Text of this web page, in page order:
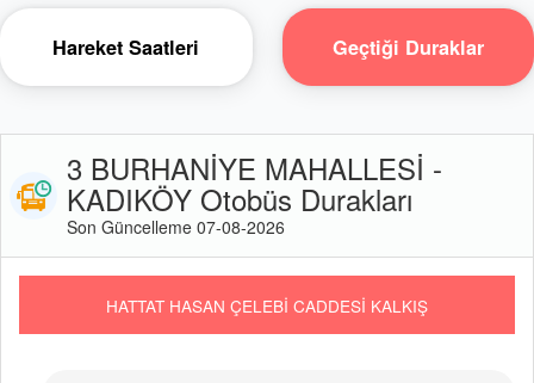
Hareket Saatleri Geçtiği Duraklar
3 BURHANİYE MAHALLESİ -
KADIKÖY Otobüs Durakları
Son Güncelleme 07-08-2026
HATTAT HASAN ÇELEBİ CADDESİ KALKIŞ